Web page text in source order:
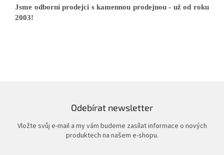
Jsme odborní prodejci s kamennou prodejnou - už od roku
2003!
Odebírat newsletter
Vložte svůj e-mail a my vám budeme zasílat informace o nových
produktech na našem e-shopu.